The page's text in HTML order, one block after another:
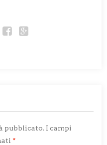
pubblicato. I campi
*